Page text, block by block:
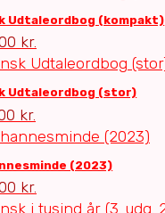
Udtaleordbog (kompakt)
kr.
Udtaleordbog (stor)
kr.
(2023)
kr.